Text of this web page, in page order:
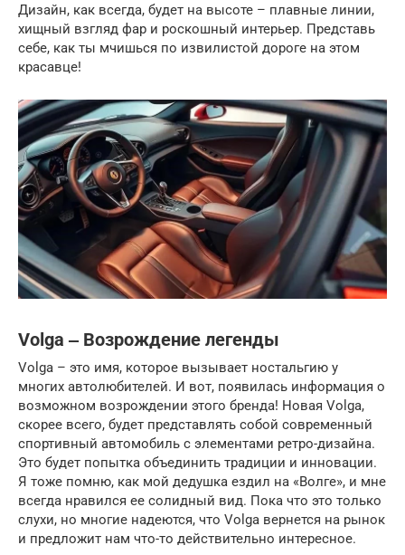
Дизайн, как всегда, будет на высоте – плавные линии,
хищный взгляд фар и роскошный интерьер. Представь
себе, как ты мчишься по извилистой дороге на этом
красавце!
Volga ‒ Возрождение легенды
Volga – это имя, которое вызывает ностальгию у
многих автолюбителей. И вот, появилась информация о
возможном возрождении этого бренда! Новая Volga,
скорее всего, будет представлять собой современный
спортивный автомобиль с элементами ретро-дизайна.
Это будет попытка объединить традиции и инновации.
Я тоже помню, как мой дедушка ездил на «Волге», и мне
всегда нравился ее солидный вид. Пока что это только
слухи, но многие надеются, что Volga вернется на рынок
и предложит нам что-то действительно интересное.